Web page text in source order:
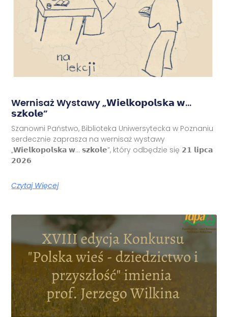
Wernisaż Wystawy „𝗪𝗶𝗲𝗹𝗸𝗼𝗽𝗼𝗹𝘀𝗸𝗮 𝘄…
𝘀𝘇𝗸𝗼𝗹𝗲”
Szanowni Państwo, Biblioteka Uniwersytecka w Poznaniu
serdecznie zaprasza na wernisaż wystawy
„𝗪𝗶𝗲𝗹𝗸𝗼𝗽𝗼𝗹𝘀𝗸𝗮 𝘄… 𝘀𝘇𝗸𝗼𝗹𝗲”, który odbędzie się 𝟮𝟭 𝗹𝗶𝗽𝗰𝗮
𝟮𝟬𝟮𝟲
Czytaj Więcej